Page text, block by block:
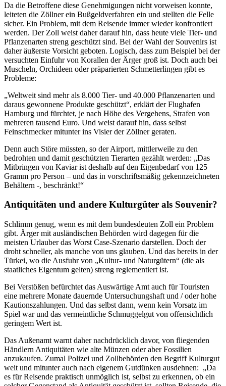
Da die Betroffene diese Genehmigungen nicht vorweisen konnte,
leiteten die Zöllner ein Bußgeldverfahren ein und stellten die Felle
sicher. Ein Problem, mit dem Reisende immer wieder konfrontiert
werden. Der Zoll weist daher darauf hin, dass heute viele Tier- und
Pflanzenarten streng geschützt sind. Bei der Wahl der Souvenirs ist
daher äußerste Vorsicht geboten. Logisch, dass zum Beispiel bei der
versuchten Einfuhr von Korallen der Ärger groß ist. Doch auch bei
Muscheln, Orchideen oder präparierten Schmetterlingen gibt es
Probleme:
„Weltweit sind mehr als 8.000 Tier- und 40.000 Pflanzenarten und
daraus gewonnene Produkte geschützt“, erklärt der Flughafen
Hamburg und fürchtet, je nach Höhe des Vergehens, Strafen von
mehreren tausend Euro. Und weist darauf hin, dass selbst
Feinschmecker mitunter ins Visier der Zöllner geraten.
Denn auch Störe müssten, so der Airport, mittlerweile zu den
bedrohten und damit geschützten Tierarten gezählt werden: „Das
Mitbringen von Kaviar ist deshalb auf den Eigenbedarf von 125
Gramm pro Person – und das in vorschriftsmäßig gekennzeichneten
Behältern -, beschränkt!“
Antiquitäten und andere Kulturgüter als Souvenir?
Schlimm genug, wenn es mit dem bundesdeuten Zoll ein Problem
gibt. Ärger mit ausländischen Behörden wird dagegen für die
meisten Urlauber das Worst Case-Szenario darstellen. Doch der
droht schneller, als manche von uns glauben. Und das bereits in der
Türkei, wo die Ausfuhr von „Kultur- und Naturgütern“ (die als
staatliches Eigentum gelten) streng reglementiert ist.
Bei Verstößen befürchtet das Auswärtige Amt auch für Touristen
eine mehrere Monate dauernde Untersuchungshaft und / oder hohe
Kautionszahlungen. Und das selbst dann, wenn kein Vorsatz im
Spiel war und das vermeintliche Schmuggelgut von offensichtlich
geringem Wert ist.
Das Außenamt warnt daher nachdrücklich davor, von fliegenden
Händlern Antiquitäten wie alte Münzen oder aber Fossilien
anzukaufen. Zumal Polizei und Zollbehörden den Begriff Kulturgut
weit und mitunter auch nach eigenem Gutdünken ausdehnen: „Da
es für Reisende praktisch unmöglich ist, selbst zu erkennen, ob ein